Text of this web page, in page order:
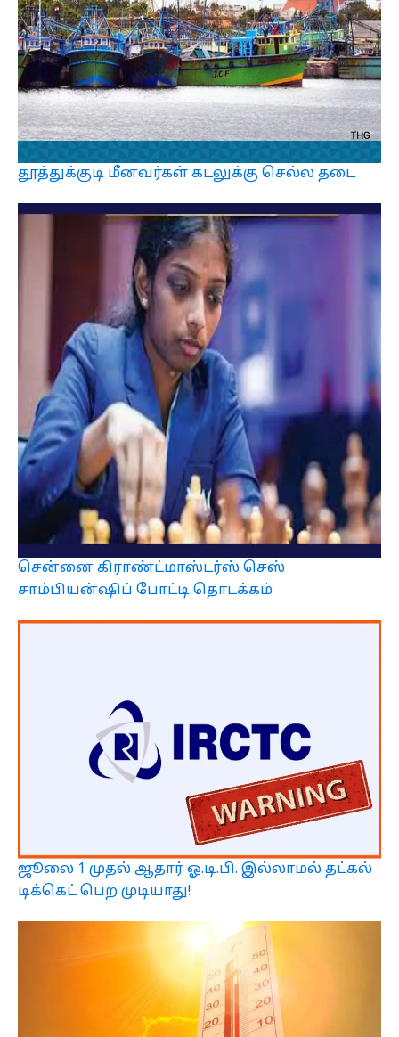
தூத்துக்குடி மீனவர்கள் கடலுக்கு செல்ல தடை
சென்னை கிராண்ட்மாஸ்டர்ஸ் செஸ்
சாம்பியன்ஷிப் போட்டி தொடக்கம்
ஜூலை 1 முதல் ஆதார் ஓ.டி.பி. இல்லாமல் தட்கல்
டிக்கெட் பெற முடியாது!